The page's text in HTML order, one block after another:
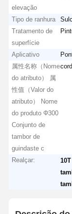
elevação
Tipo de ranhura
Tratamento de
superfície
Aplicativo
属性名称（Nome
do atributo） 属
性值（Valor do
atributo） Nome
do produto Φ300
Conjunto de
tambor de
guindaste c
Realçar: